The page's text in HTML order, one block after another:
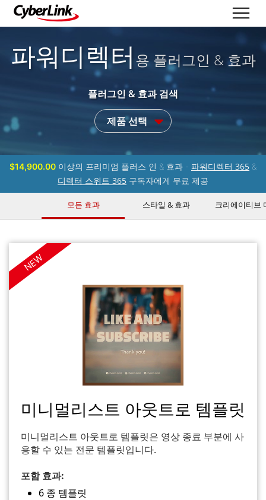
파워디렉터 용 플러그인 & 효과
플러그인 & 효과 검색
제품 선택
$14,900.00 이상의 프리미엄 플러스 인 & 효과 - 파워디렉터 365 &
디렉터 스위트 365 구독자에게 무료 제공
모든 효과 스타일 & 효과 크리에이티브
NEW
미니멀리스트 아웃트로 템플릿
미니멀리스트 아웃트로 템플릿은 영상 종료 부분에 사
용할 수 있는 전문 템플릿입니다.
포함 효과:
6 종 템플릿